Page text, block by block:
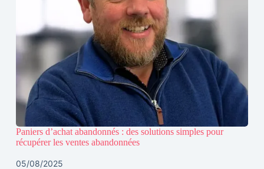
Paniers d’achat abandonnés : des solutions simples pour
récupérer les ventes abandonnées
05/08/2025